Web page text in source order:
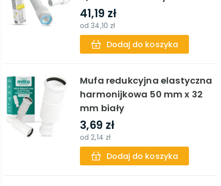
41,19 zł
od34,10 zł
Dodaj do koszyka
Mufa redukcyjna elastyczna
harmonijkowa 50 mm x 32
mm biały
3,69 zł
od2,14 zł
Dodaj do koszyka